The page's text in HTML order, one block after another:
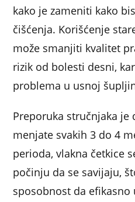
kako je zameniti kako
čišćenja. Korišćenje
može smanjiti kvalitet
rizik od bolesti desni,
problema u usnoj
Preporuka stručnjaka je
menjate svakih 3 do 4
perioda, vlakna četkice
počinju da se savijaju,
sposobnost da